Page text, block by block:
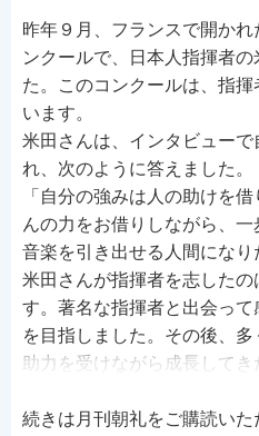
昨年９月、フランスで開か
ンクールで、日本人指揮者
た。このコンクールは、指
います。
米田さんは、インタビュー
れ、次のように答えました。
「自分の強みは人の助けを
んの力をお借りしながら、
音楽を引き出せる人間になり
米田さんが指揮者を志した
す。著名な指揮者と出会っ
を目指しました。その後、
助力を受けながら成長してき
続きは月刊朝礼をご購読いた